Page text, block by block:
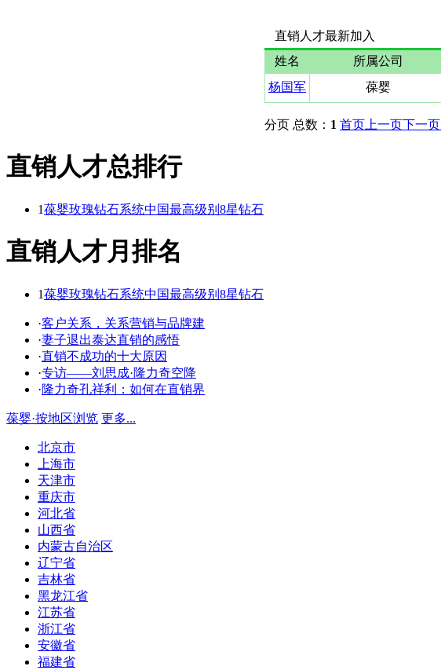
直销人才最新加入
姓名
所属公司
杨国军
葆婴
分页 总数： 1 首页 上一页下一页
直销人才总排行
1葆婴玫瑰钻石系统中国最高级别8星钻石
直销人才月排名
1葆婴玫瑰钻石系统中国最高级别8星钻石
·客户关系，关系营销与品牌建
·妻子退出泰达直销的感悟
·直销不成功的十大原因
·专访——刘思成·隆力奇空降
·隆力奇孔祥利：如何在直销界
葆婴·按地区浏览 更多...
北京市
上海市
天津市
重庆市
河北省
山西省
内蒙古自治区
辽宁省
吉林省
黑龙江省
江苏省
浙江省
安徽省
福建省